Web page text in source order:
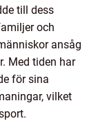
till dess
och
ansåg
Med tiden har
för sina
vilket